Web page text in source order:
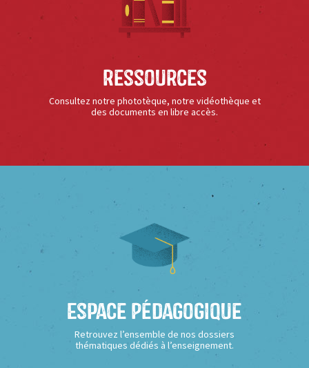
Ressources
Consultez notre phototèque, notre vidéothèque et
des documents en libre accès.
Espace Pédagogique
Retrouvez l’ensemble de nos dossiers
thématiques dédiés à l’enseignement.